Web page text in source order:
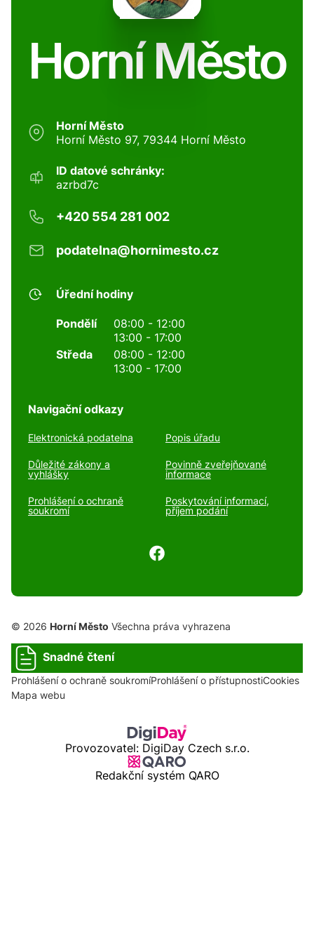
Horní Město
Horní Město
Horní Město 97, 79344 Horní Město
ID datové schránky:
azrbd7c
+420 554 281 002
podatelna@hornimesto.cz
Úřední hodiny
Pondělí
08:00 - 12:00
13:00 - 17:00
Středa
08:00 - 12:00
13:00 - 17:00
Navigační odkazy
Elektronická podatelna Popis úřadu
Důležité zákony a
vyhlášky
Povinně zveřejňované
informace
Prohlášení o ochraně
soukromí
Poskytování informací,
příjem podání
© 2026 Horní Město Všechna práva vyhrazena
Snadné čtení
Prohlášení o ochraně soukromíProhlášení o přístupnostiCookies
Mapa webu
Provozovatel: DigiDay Czech s.r.o.
Redakční systém QARO